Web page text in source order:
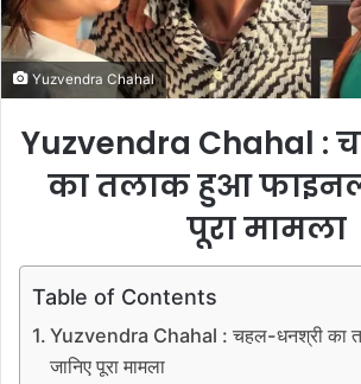
i
l
Yuzvendra Chahal
Yuzvendra Chahal :
का तलाक हुआ
पूरा मामला
Table of Contents
Yuzvendra Chahal : चहल-धनश्री का
जानिए पूरा मामला